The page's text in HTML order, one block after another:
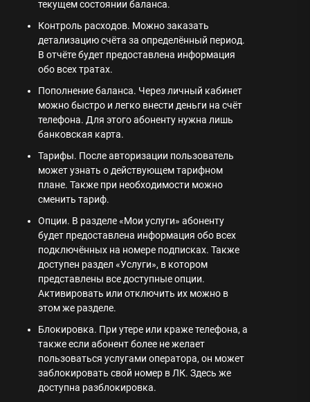
текущем состоянии баланса.
Контроль расходов. Можно заказать
детализацию счёта за определённый период.
В отчёте будет предоставлена информация
обо всех тратах.
Пополнение баланса. Через личный кабинет
можно быстро и легко внести деньги на счёт
телефона. Для этого абоненту нужна лишь
банковская карта.
Тарифы. После авторизации пользователь
может узнать о действующем тарифном
плане. Также при необходимости можно
сменить тариф.
Опции. В разделе «Мои услуги» абоненту
будет предоставлена информация обо всех
подключённых на номере подписках. Также
доступен раздел «Услуги», в котором
представлены все доступные опции.
Активировать или отключить их можно в
этом же разделе.
Блокировка. При утере или краже телефона, а
также если абонент более не желает
пользоваться услугами оператора, он может
заблокировать свой номер в ЛК. Здесь же
доступна разблокировка.